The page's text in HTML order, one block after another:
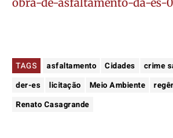
TAGS asfaltamento Cidades
crime
der-es
licitação Meio Ambiente
Renato Casagrande